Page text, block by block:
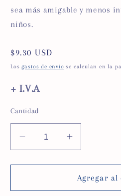
sea más amigable y menos
niños.
Precio
habitual
$9.30 USD
Losgastos de envío se calculan en la
+ I.V.A
Cantidad
Reducir
cantidad
para
Aerocámara
pediátrica
Aumentar
cantidad
para
pediátrica
Agregar